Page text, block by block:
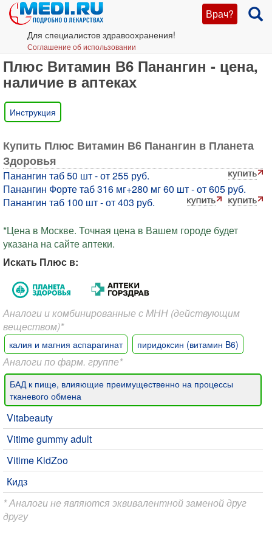
Врач?
Для специалистов здравоохранения!
Соглашение об использовании
Плюс Витамин В6 Панангин - цена,
наличие в аптеках
Инструкция
Купить Плюс Витамин В6 Панангин в Планета
Здоровья
Панангин таб 50 шт - от 255 руб.
Панангин Форте таб 316 мг+280 мг 60 шт - от 605 руб.
Панангин таб 100 шт - от 403 руб.
*Цена в Москве. Точная цена в Вашем городе будет
указана на сайте аптеки.
Искать Плюс в:
Аналоги и комбинированные с МНН (действующим
веществом)*
калия и магния аспарагинат пиридоксин (витамин B6)
Аналоги по фарм. группе*
БАД к пище, влияющие преимущественно на процессы
тканевого обмена
Vitabeauty
Vitime gummy adult
Vitime KidZoo
Кидз
* Аналоги не являются эквивалентной заменой друг
другу